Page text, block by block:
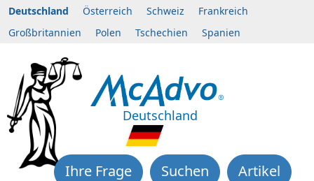
Deutschland Österreich Schweiz
Frankreich
Großbritannien
Polen Tschechien Spanien
Deutschland
Artikel
Suchen
Ihre Frage